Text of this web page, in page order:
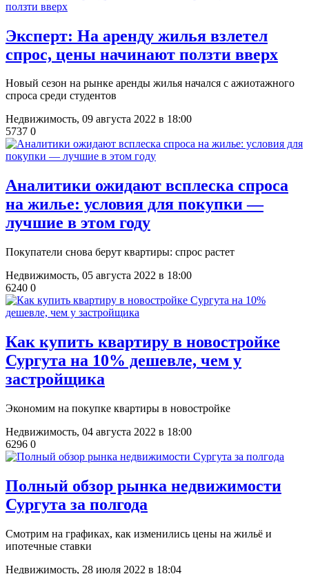
​Эксперт: На аренду жилья взлетел
спрос, цены начинают ползти вверх
Новый сезон на рынке аренды жилья начался с ажиотажного
спроса среди студентов
Недвижимость, 09 августа 2022 в 18:00
5737 0
Аналитики ожидают всплеска спроса
на жилье: условия для покупки —
лучшие в этом году
Покупатели снова берут квартиры: спрос растет
Недвижимость, 05 августа 2022 в 18:00
6240 0
Как купить квартиру в новостройке
Сургута на 10% дешевле, чем у
застройщика
Экономим на покупке квартиры в новостройке
Недвижимость, 04 августа 2022 в 18:00
6296 0
Полный обзор рынка недвижимости
Сургута за полгода
Смотрим на графиках, как изменились цены на жильё и
ипотечные ставки
Недвижимость, 28 июля 2022 в 18:04